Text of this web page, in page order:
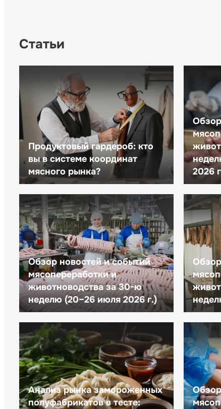
Статьи
Продуктовый гардероб: кто
вы в системе координат
мясного рынка?
2026
Обзор новостей и событий
мясопереработки и
животноводства за 30-ю
неделю (20–26 июля 2026 г.)
Анализ рынка замороженных
полуфабрикатов в тесте: